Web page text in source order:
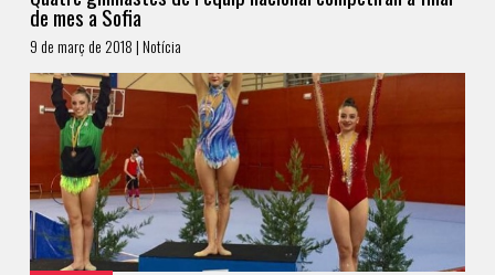
de mes a Sofia
9 de març de 2018 | Notícia